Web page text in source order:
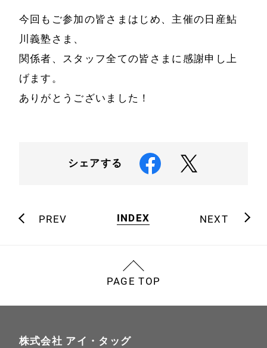
今回もご参加の皆さまはじめ、主催の日産鮎
川義塾さま、
関係者、スタッフ全ての皆さまに感謝申し上
げます。
ありがとうございました！
シェアする
PREV INDEX NEXT
PAGE TOP
株式会社 アイ・タッグ